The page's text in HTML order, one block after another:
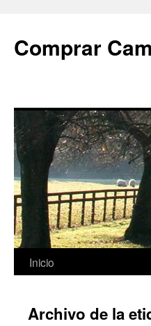
Comprar
Saltar
contenido
Inicio
Archivo de la